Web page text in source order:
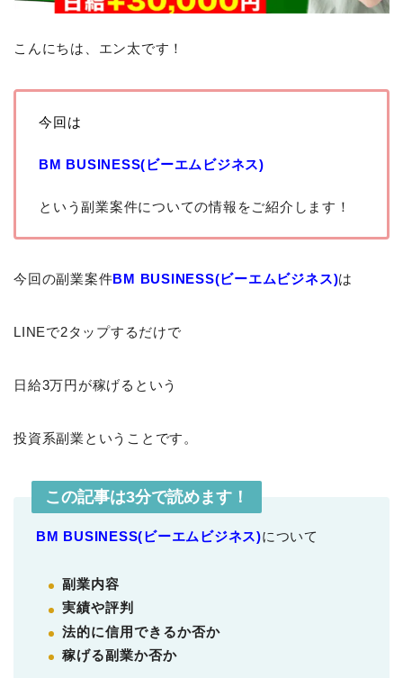
こんにちは、エン太です！
今回は
BM BUSINESS(ビーエムビジネス)
という副業案件についての情報をご紹介します！
今回の副業案件BM BUSINESS(ビーエムビジネス)は
LINEで2タップするだけで
日給3万円が稼げるという
投資系副業ということです。
この記事は3分で読めます！
BM BUSINESS(ビーエムビジネス)について
副業内容
実績や評判
法的に信用できるか否か
稼げる副業か否か